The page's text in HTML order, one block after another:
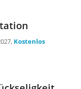
Kostenlos